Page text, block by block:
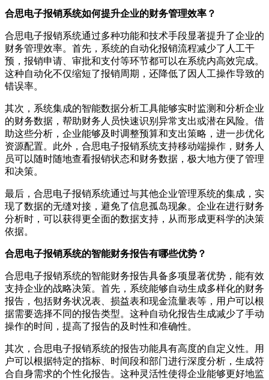
合思电子报销系统如何提升企业的财务管理效率？
合思电子报销系统通过多种功能和技术手段显著提升了企业的
财务管理效率。首先，系统的自动化报销流程减少了人工干
预，报销申请、审批和支付等环节都可以在系统内高效完成。
这种自动化不仅缩短了报销周期，还降低了因人工操作导致的
错误率。
其次，系统集成的智能数据分析工具能够实时监测和分析企业
的财务数据，帮助财务人员快速识别异常支出或潜在风险。借
助这些分析，企业能够及时调整预算和支出策略，进一步优化
资源配置。此外，合思电子报销系统支持移动端操作，财务人
员可以随时随地查看报销状态和财务数据，极大地方便了管理
和决策。
最后，合思电子报销系统通过与其他企业管理系统的集成，实
现了数据的无缝对接，避免了信息孤岛现象。企业在进行财务
分析时，可以获得更全面的数据支持，从而形成更科学的决策
依据。
合思电子报销系统的智能财务报告有哪些优势？
合思电子报销系统的智能财务报告具备多项显著优势，能有效
支持企业的战略决策。首先，系统能够自动生成多样化的财务
报告，包括财务状况表、损益表和现金流量表等，用户可以根
据需要选择不同的报告类型。这种自动化报告生成减少了手动
操作的时间，提高了报告的及时性和准确性。
其次，合思电子报销系统的报告功能具有高度的自定义性。用
户可以根据特定的指标、时间段和部门进行深度分析，生成符
合自身需求的个性化报告。这种灵活性使得企业能够更好地监